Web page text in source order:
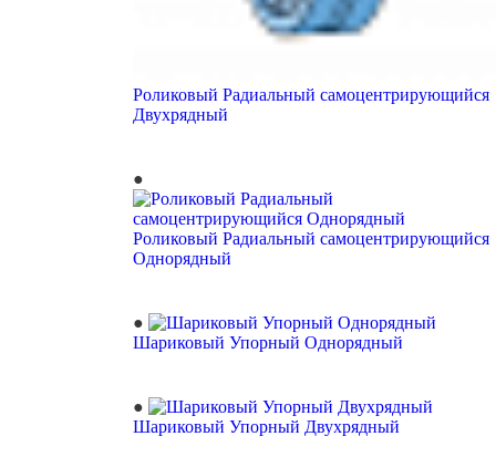
Роликовый Радиальный самоцентрирующийся
Двухрядный
Роликовый Радиальный самоцентрирующийся
Однорядный
Шариковый Упорный Однорядный
Шариковый Упорный Двухрядный